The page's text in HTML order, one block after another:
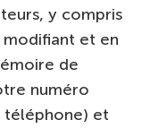
y compris
et en
de
numéro
téléphone) et